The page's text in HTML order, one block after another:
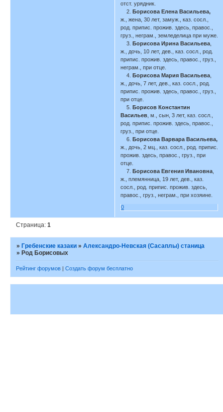
отст. урядник.
2.
Борисова Елена Васильева,
ж., жена, 30 лет, замуж., каз. сосл.,
род. припис. прожив. здесь, правос.,
груз., неграм., земледелица при муже.
3.
Борисова Ирина Васильева
ж., дочь, 10 лет, дев., каз. сосл., род.
припис. прожив. здесь, правос., груз.,
неграм., при отце.
4.
Борисова Мария Васильева
ж., дочь, 7 лет, дев., каз. сосл., род.
припис. прожив. здесь, правос., груз.,
при отце.
5.
Борисов Константин
Васильев , м., сын, 3 лет, каз. сосл.,
род. припис. прожив. здесь, правос.,
груз., при отце.
6.
Борисова Варвара Васильева,
ж., дочь, 2 мц., каз. сосл., род. припис.
прожив. здесь, правос., груз., при
отце.
7.
Борисова Евгения Ивановна
ж., племянница, 19 лет, дев., каз.
сосл., род. припис. прожив. здесь,
правос., груз., неграм., при хозяине.
0
Страница:1
»Гребенские казаки »Александро-Невская (Сасаплы) станица
»Род Борисовых
Рейтинг форумов Создать форум бесплатно